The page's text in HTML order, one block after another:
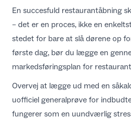
En succesfuld restaurantåbning
– det er en proces, ikke en
stedet for bare at slå dørene op
første dag, bør du lægge en
markedsføringsplan for
Overvej at lægge ud med en
uofficiel generalprøve for
fungerer som en uundværlig